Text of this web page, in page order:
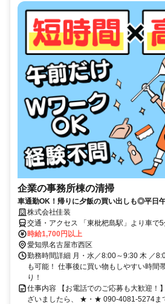
企業の事務所棟の清掃
車通勤OK！帰りに夕飯の買い出しも◎平日
株式会社佳装
交通・アクセス 「東枇杷島駅」より車で
時給1,700円以上
愛知県名古屋市西区
勤務時間詳細 月・水／8:00～9:30 木 ／
も可能！ 仕事後に買い物もしやすい時間
り！
仕事内容 【お電話でのご応募も大歓迎！
ざいましたら、 ★・★ 090-4081-5274